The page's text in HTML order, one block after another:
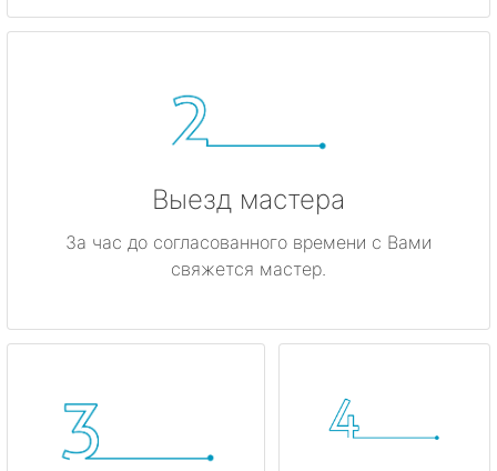
Выезд мастера
За час до согласованного времени с Вами
свяжется мастер.